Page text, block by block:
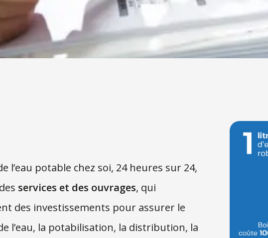
l’eau potable chez soi, 24 heures sur 24,
services et des ouvrages, qui
des investissements pour assurer le
l’eau, la potabilisation, la distribution, la